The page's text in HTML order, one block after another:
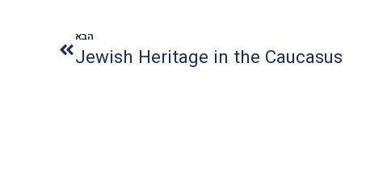
הבא
Jewish Heritage in the Caucasus